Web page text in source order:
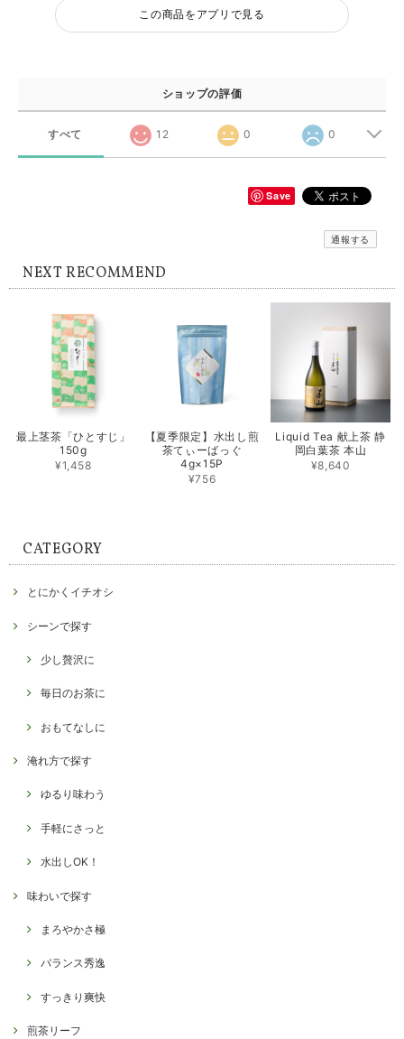
この商品をアプリで見る
ショップの評価
すべて 12 0 0
Save
通報する
NEXT RECOMMEND
最上茎茶「ひとすじ」
150g
¥1,458
【夏季限定】水出し煎
茶てぃーばっぐ
4g×15P
¥756
Liquid Tea 献上茶 静
岡白葉茶 本山
¥8,640
CATEGORY
とにかくイチオシ
シーンで探す
少し贅沢に
毎日のお茶に
おもてなしに
淹れ方で探す
ゆるり味わう
手軽にさっと
水出しOK！
味わいで探す
まろやかさ極
バランス秀逸
すっきり爽快
煎茶リーフ